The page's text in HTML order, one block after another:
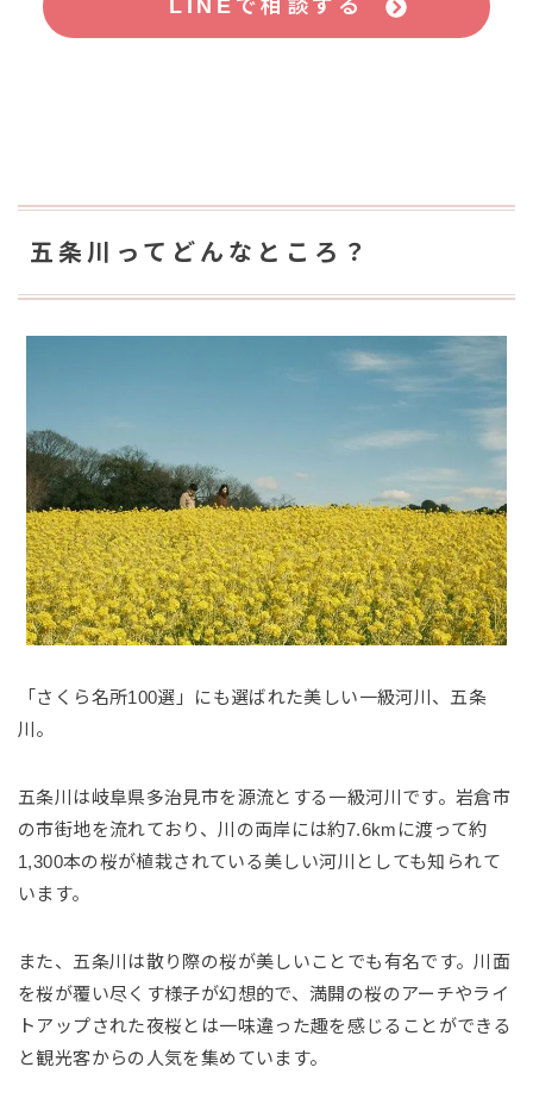
LINEで相談する
五条川ってどんなところ？
「さくら名所100選」にも選ばれた美しい一級河川、五条
川。
五条川は岐阜県多治見市を源流とする一級河川です。岩倉市
の市街地を流れており、川の両岸には約7.6kmに渡って約
1,300本の桜が植栽されている美しい河川としても知られて
います。
また、五条川は散り際の桜が美しいことでも有名です。川面
を桜が覆い尽くす様子が幻想的で、満開の桜のアーチやライ
トアップされた夜桜とは一味違った趣を感じることができる
と観光客からの人気を集めています。